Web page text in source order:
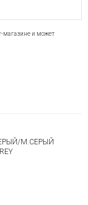
магазине и может
М.СЕРЫЙ